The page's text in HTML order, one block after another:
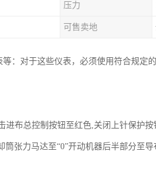
压力
可售卖地
：对于这些仪表，必须使用符合规定
布总控制按钮至红色,关闭上针保护按
张力马达至“0”开动机器后半部分至